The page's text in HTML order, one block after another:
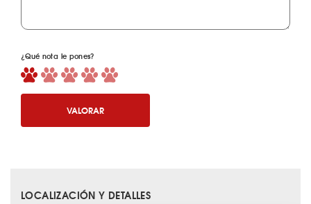
¿Qué nota le pones?
VALORAR
LOCALIZACIÓN Y DETALLES